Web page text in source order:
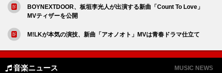
BOYNEXTDOOR、板垣李光人が出演する新曲「Count To Love」
MVティザーを公開
M!LKが本気の演技、新曲「アオノオト」MVは青春ドラマ仕立て
音楽ニュース MUSIC NEWS